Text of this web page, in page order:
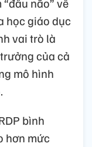
não” về
học giáo dục
vai trò là
của cả
mô hình
bình
hơn mức